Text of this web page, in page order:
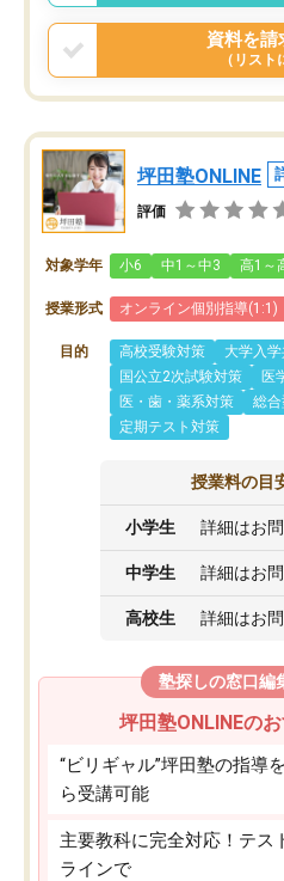
資料を請
（リスト
坪田塾ONLINE
評価
対象学年 小6 中1～中3 高1～
授業形式 オンライン個別指導(1:1)
目的 高校受験対策
大学入
国公立2次試験対策
医
医・歯・薬系対策
総
定期テスト対策
授業料の目
小学生 詳細はお
中学生 詳細はお
高校生 詳細はお
塾探しの窓口編
坪田塾ONLINEの
“ビリギャル”坪田塾の指導
ら受講可能
主要教科に完全対応！テス
ラインで